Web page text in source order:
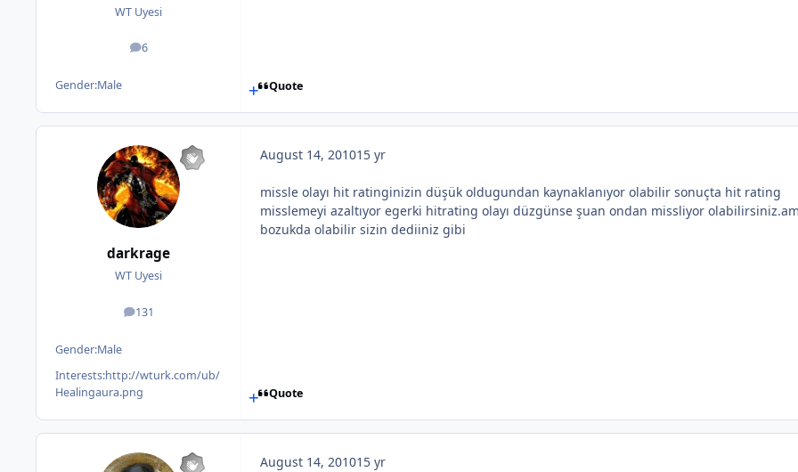
WT Uyesi
6
posts
Gender:Male Quote
darkrage
WT Uyesi
131
posts
Gender:Male
Interests:http://wturk.com/ub/
Healingaura.png
August 14, 201015 yr
missle olayı hit ratinginizin düşük oldugundan kaynaklanıyor olabilir sonuçta hit rating
misslemeyi azaltıyor egerki hitrating olayı düzgünse şuan ondan missliyor
bozukda olabilir sizin dediiniz gibi
Quote
August 14, 201015 yr